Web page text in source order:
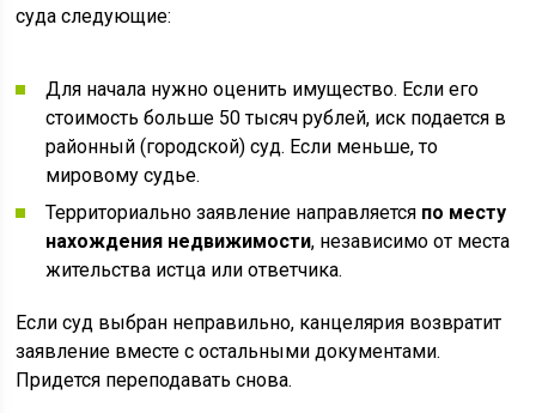
суда следующие:
Для начала нужно оценить имущество. Если его
стоимость больше 50 тысяч рублей, иск подается в
районный (городской) суд. Если меньше, то
мировому судье.
Территориально заявление направляется по месту
нахождения недвижимости, независимо от места
жительства истца или ответчика.
Если суд выбран неправильно, канцелярия возвратит
заявление вместе с остальными документами.
Придется переподавать снова.